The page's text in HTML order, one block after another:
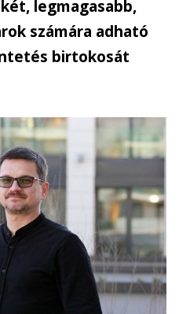
legmagasabb,
számára adható
birtokosát